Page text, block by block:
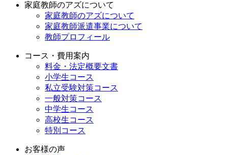
家庭教師のアズについて
家庭教師のアズについて
家庭教師派遣事業について
教師プロフィール
コース・費用案内
料金・法定概要文書
小学生コース
私立受験対策コース
一般対策コース
中学生コース
高校生コース
特別コース
お客様の声